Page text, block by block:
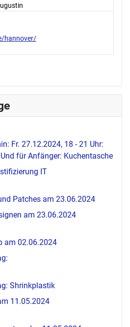
hannover/
Fr. 27.12.2024, 18 - 21 Uhr:
für Anfänger: Kuchentasche
IT
Patches am 23.06.2024
am 23.06.2024
am 02.06.2024
Shrinkplastik
11.05.2024